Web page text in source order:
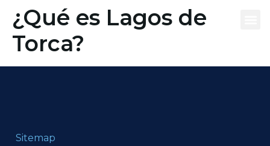
contenido
¿Qué es Lagos de
Torca?
Sitemap